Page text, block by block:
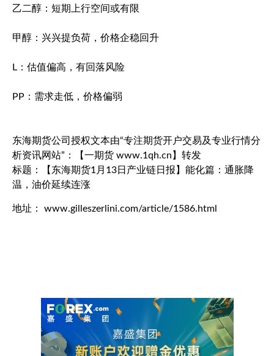
乙二醇：短期上行空间或有限
甲醇：兴兴提负荷，价格企稳回升
L：估值偏高，有回落风险
PP：需求走低，价格偏弱
东海期货公司授权文本由“专注期货开户交易及专业行情分
析资讯网站”：【一期货 www.1qh.cn】转发
标题：【东海期货1月13日产业链日报】能化篇：通胀降
温，油价延续连涨
地址： www.gilleszerlini.com/article/1586.html